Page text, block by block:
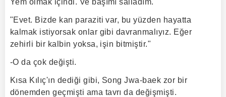
"Evet. Bizde kan paraziti var, bu yüzden hayatta
kalmak istiyorsak onlar gibi davranmalıyız. Eğer
zehirli bir kalbin yoksa, işin bitmiştir."
-O da çok değişti.
Kısa Kılıç'ın dediği gibi, Song Jwa-baek zor bir
dönemden geçmişti ama tavrı da değişmişti.